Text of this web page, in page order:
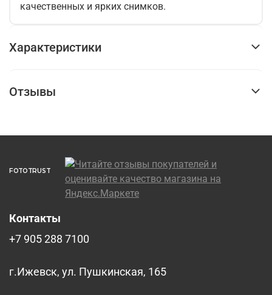
качественных и ярких снимков.
Характеристики
Отзывы
FOTOTRUST
Контакты
+7 905 288 7100
г.Ижевск, ул. Пушкинская, 165